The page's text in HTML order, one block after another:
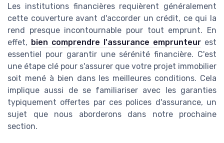
Les institutions financières requièrent généralement
cette couverture avant d'accorder un crédit, ce qui la
rend presque incontournable pour tout emprunt. En
effet, bien comprendre l'assurance emprunteur est
essentiel pour garantir une sérénité financière. C'est
une étape clé pour s'assurer que votre projet immobilier
soit mené à bien dans les meilleures conditions. Cela
implique aussi de se familiariser avec les garanties
typiquement offertes par ces polices d'assurance, un
sujet que nous aborderons dans notre prochaine
section.